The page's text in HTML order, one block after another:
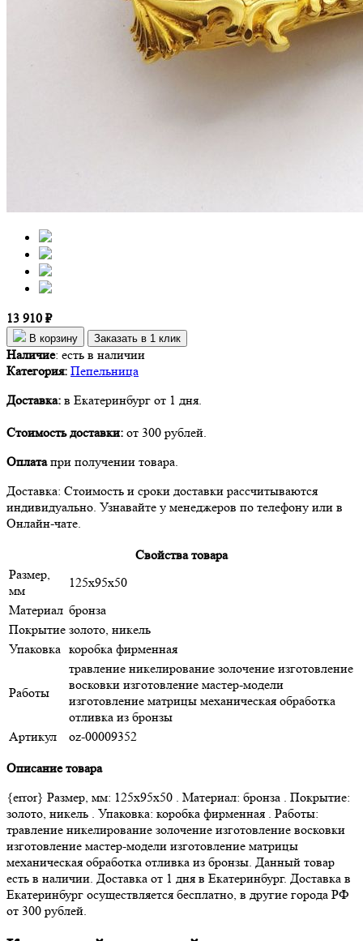
13 910 ₽
В корзину Заказать в 1 клик
Наличие: есть в наличии
Категория: Пепельница
Доставка: в Екатеринбург от 1 дня.
Стоимость доставки: от 300 рублей.
Оплатапри получении товара.
Доставка: Стоимость и сроки доставки рассчитываются
индивидуально. Узнавайте у менеджеров по телефону или в
Онлайн-чате.
Свойства товара
Размер,
мм
125х95х50
Материал бронза
Покрытие золото, никель
Упаковка коробка фирменная
Работы
травление никелирование золочение изготовление
восковки изготовление мастер-модели
изготовление матрицы механическая обработка
отливка из бронзы
Артикул
oz-00009352
Описание товара
{error} Размер, мм: 125х95х50 . Материал: бронза . Покрытие:
золото, никель . Упаковка: коробка фирменная . Работы:
травление никелирование золочение изготовление восковки
изготовление мастер-модели изготовление матрицы
механическая обработка отливка из бронзы. Данный товар
есть в наличии. Доставка от 1 дня в Екатеринбург. Доставка в
Екатеринбург осуществляется бесплатно, в другие города РФ
от 300 рублей.